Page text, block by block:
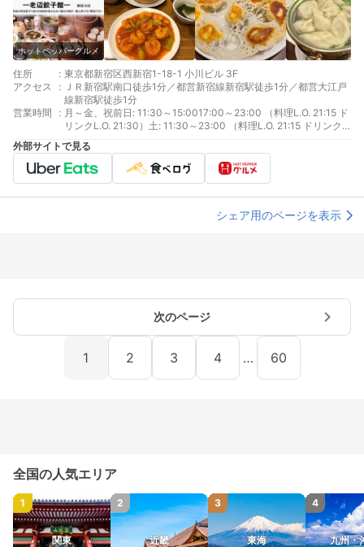
ホットペッパーグルメ
住所 : 東京都新宿区西新宿1-18-1 小川ビル 3F
アクセス
: ＪＲ新宿駅南口徒歩1分／都営新宿線新宿駅徒歩1分／都営大江戸
線新宿駅徒歩1分
営業時間
: 月～金、祝前日: 11:30～15:0017:00～23:00 （料理L.O. 21:15 ド
リンクL.O. 21:30）土: 11:30～23:00 （料理L.O. 21:15 ドリンク
L.O. 21:30）日、祝日: 11:30～22:00 （料理L.O. 21:15 ドリンク
L.O. 21:30）
外部サイトで見る
シェア用のページを表示
次のページ
1 2 3 4 … 60
全国の人気エリア
1
関東
2
近畿
3
東海
4
九州・